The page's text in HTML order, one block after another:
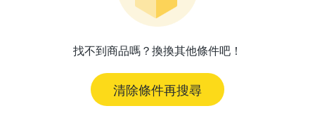
找不到商品嗎？換換其他條件吧！
清除條件再搜尋